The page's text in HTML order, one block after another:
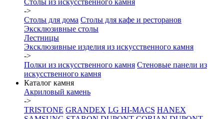
Столы из искусственного камня
->
Столы для дома Столы для кафе и ресторанов
Эксклюзивные столы
Лестницы
Эксклюзивные изделия из искусственного камня
->
Полки из искусственного камня Стеновые панели из
искусственного камня
Каталог камня
Акриловый камень
->
TRISTONE GRANDEX LG HI-MACS HANEX